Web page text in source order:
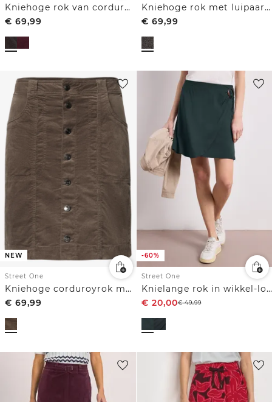
Kniehoge rok van corduroy met gespdetails
€ 69,99
Kniehoge rok met luipaardprint
€ 69,99
NEW
Street One
Kniehoge corduroyrok met knoopsluiting
€ 69,99
-60%
Street One
Knielange rok in wikkel-look
€ 20,00€49,99